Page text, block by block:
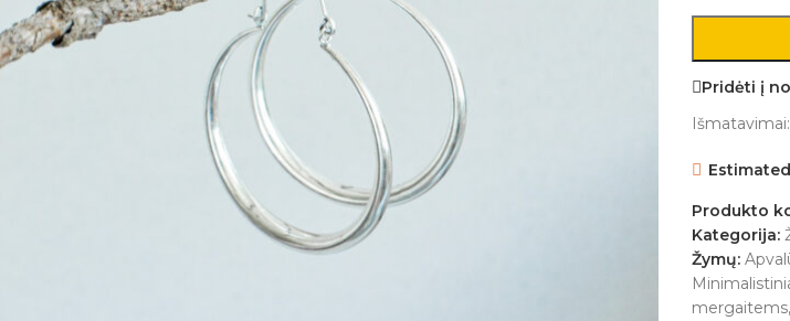
Pridėti į
Produkto
Kategorija:
Žymų:
mergaitems,